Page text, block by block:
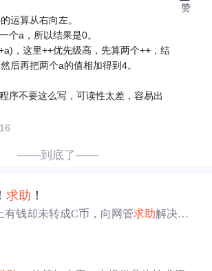
运算从右向左。
个a，所以结果是0。
，这里++优先级高，先算两个++，结
后再把两个a的值相加得到4。
序不要这么写，可读性太差，容易出
赞
——到底了——
求助 ！
有钱却未转成C币，向网管求助解决办